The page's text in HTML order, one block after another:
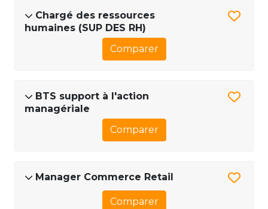
Chargé des ressources
humaines (SUP DES RH)
Comparer
BTS support à l'action
managériale
Comparer
Manager Commerce Retail
Comparer